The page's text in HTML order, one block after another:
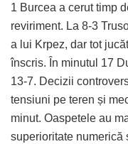
1 Burcea a cerut timp
reviriment. La 8-3
a lui Krpez, dar tot
înscris. În minutul 17
13-7. Decizii
tensiuni pe teren și
minut. Oaspetele au
superioritate numerică